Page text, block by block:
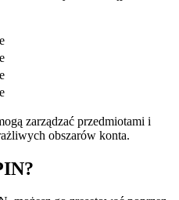
zarządzać przedmiotami i
obszarów konta.